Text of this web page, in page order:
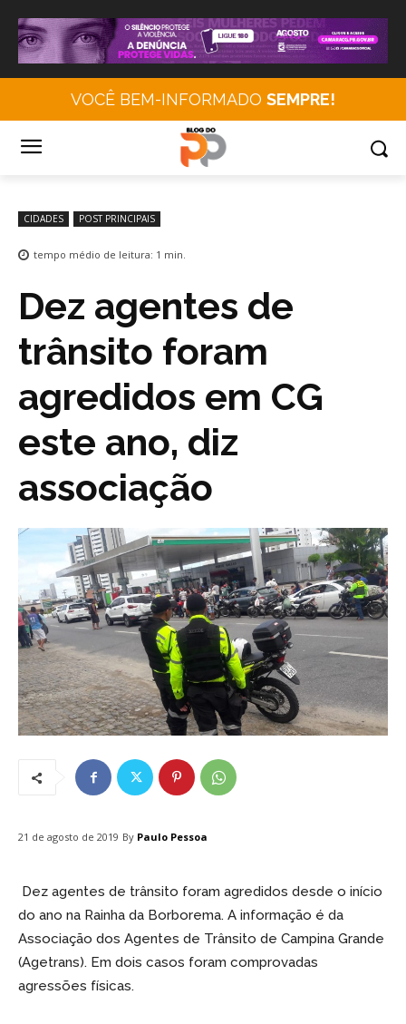
VOCÊ BEM-INFORMADO SEMPRE!
CIDADES POST PRINCIPAIS
tempo médio de leitura: 1 min.
Dez agentes de
trânsito foram
agredidos em CG
este ano, diz
associação
21 de agosto de 2019 By Paulo Pessoa
Dez agentes de trânsito foram agredidos desde o início
do ano na Rainha da Borborema. A informação é da
Associação dos Agentes de Trânsito de Campina Grande
(Agetrans). Em dois casos foram comprovadas
agressões físicas.